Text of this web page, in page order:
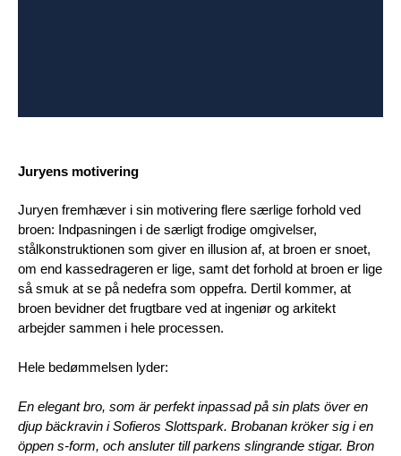
Juryens motivering
Juryen fremhæver i sin motivering flere særlige forhold ved
broen: Indpasningen i de særligt frodige omgivelser,
stålkonstruktionen som giver en illusion af, at broen er snoet,
om end kassedrageren er lige, samt det forhold at broen er lige
så smuk at se på nedefra som oppefra. Dertil kommer, at
broen bevidner det frugtbare ved at ingeniør og arkitekt
arbejder sammen i hele processen.
Hele bedømmelsen lyder:
En elegant bro, som är perfekt inpassad på sin plats över en
djup bäckravin i Sofieros Slottspark. Brobanan kröker sig i en
öppen s-form, och ansluter till parkens slingrande stigar. Bron